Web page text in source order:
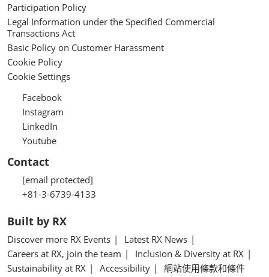
Participation Policy
Legal Information under the Specified Commercial
Transactions Act
Basic Policy on Customer Harassment
Cookie Policy
Cookie Settings
Facebook
Instagram
LinkedIn
Youtube
Contact
[email protected]
+81-3-6739-4133
Built by RX
Discover more RX Events
Latest RX News
Careers at RX, join the team
Inclusion & Diversity at RX
Sustainability at RX
Accessibility 網站使用條款和條件